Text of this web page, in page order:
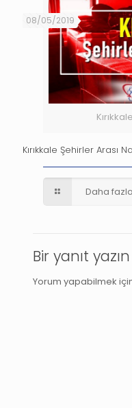
08/05/2019
Kırıkkale Şehirler Arası
Daha
Bir yanıt yazın
Yorum yapabilmek